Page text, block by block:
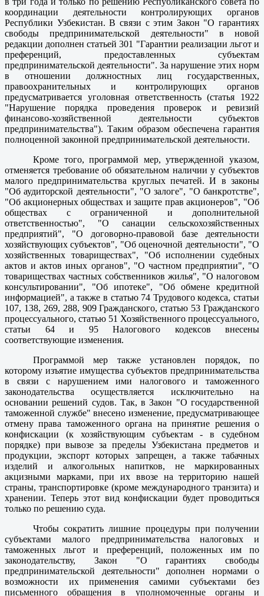
координации деятельности контролирующих органов
Республики Узбекистан. В связи с этим Закон "О гарантиях
свободы предпринимательской деятельности" в новой
редакции дополнен статьей 301 "Гарантии реализации льгот и
преференций, предоставленных субъектам
предпринимательской деятельности". За нарушение этих норм
в отношении должностных лиц государственных,
правоохранительных и контролирующих органов
предусматривается уголовная ответственность (статья 1922
"Нарушение порядка проведения проверок и ревизий
финансово-хозяйственной деятельности субъектов
предпринимательства"). Таким образом обеспечена гарантия
полноценной законной предпринимательской деятельности.
Кроме того, программой мер, утвержденной указом,
отменяется требование об обязательном наличии у субъектов
малого предпринимательства круглых печатей. И в законы
"Об аудиторской деятельности", "О залоге", "О банкротстве",
"Об акционерных обществах и защите прав акционеров", "Об
обществах с ограниченной и дополнительной
ответственностью", "О санации сельскохозяйственных
предприятий", "О договорно-правовой базе деятельности
хозяйствующих субъектов", "Об оценочной деятельности", "О
хозяйственных товариществах", "Об исполнении судебных
актов и актов иных органов", "О частном предприятии", "О
товариществах частных собственников жилья", "О налоговом
консультировании", "Об ипотеке", "Об обмене кредитной
информацией", а также в статью 74 Трудового кодекса, статьи
107, 138, 269, 288, 909 Гражданского, статью 53 Гражданского
процессуального, статью 51 Хозяйственного процессуального,
статьи 64 и 95 Налогового кодексов внесены
соответствующие изменения.
Программой мер также установлен порядок, по
которому изъятие имущества субъектов предпринимательства
в связи с нарушением ими налогового и таможенного
законодательства осуществляется исключительно на
основании решений судов. Так, в Закон "О государственной
таможенной службе" внесено изменение, предусматривающее
отмену права таможенного органа на принятие решения о
конфискации (к хозяйствующим субъектам - в судебном
порядке) при вывозе за пределы Узбеки­стана предметов и
продукции, экспорт которых запрещен, а также табачных
изделий и алкогольных напитков, не маркированных
акцизными марками, при их ввозе на территорию нашей
страны, транспортировке (кроме международного транзита) и
хранении. Теперь этот вид конфискации будет проводиться
только по решению суда.
Чтобы сократить лишние процедуры при получении
субъектами малого предпринимательства налоговых и
таможенных льгот и преференций, положенных им по
законодательству, Закон "О гарантиях свободы
предпринимательской деятельности" дополнен нормами о
возможности их применения самими субъектами без
письменного обращения в уполномоченные органы и